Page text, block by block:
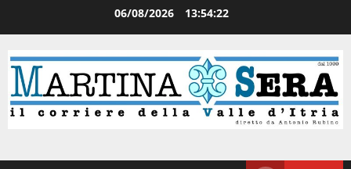
06/08/2026 13:54:23